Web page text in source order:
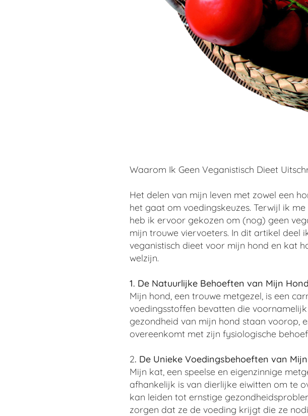
Waarom Ik Geen Veganistisch Dieet
Het delen van mijn leven met zowel een
het gaat om voedingskeuzes. Terwijl ik
heb ik ervoor gekozen om (nog) geen
mijn trouwe viervoeters. In dit artikel deel
veganistisch dieet voor mijn hond en kat
welzijn.
1. De Natuurlijke Behoeften van Mijn
Mijn hond, een trouwe metgezel, is een
voedingsstoffen bevatten die
gezondheid van mijn hond staan voorop,
overeenkomt met zijn fysiologische
2. De Unieke Voedingsbehoeften van
Mijn kat, een speelse en eigenzinnige
afhankelijk is van dierlijke eiwitten om te
kan leiden tot ernstige
zorgen dat ze de voeding krijgt die ze